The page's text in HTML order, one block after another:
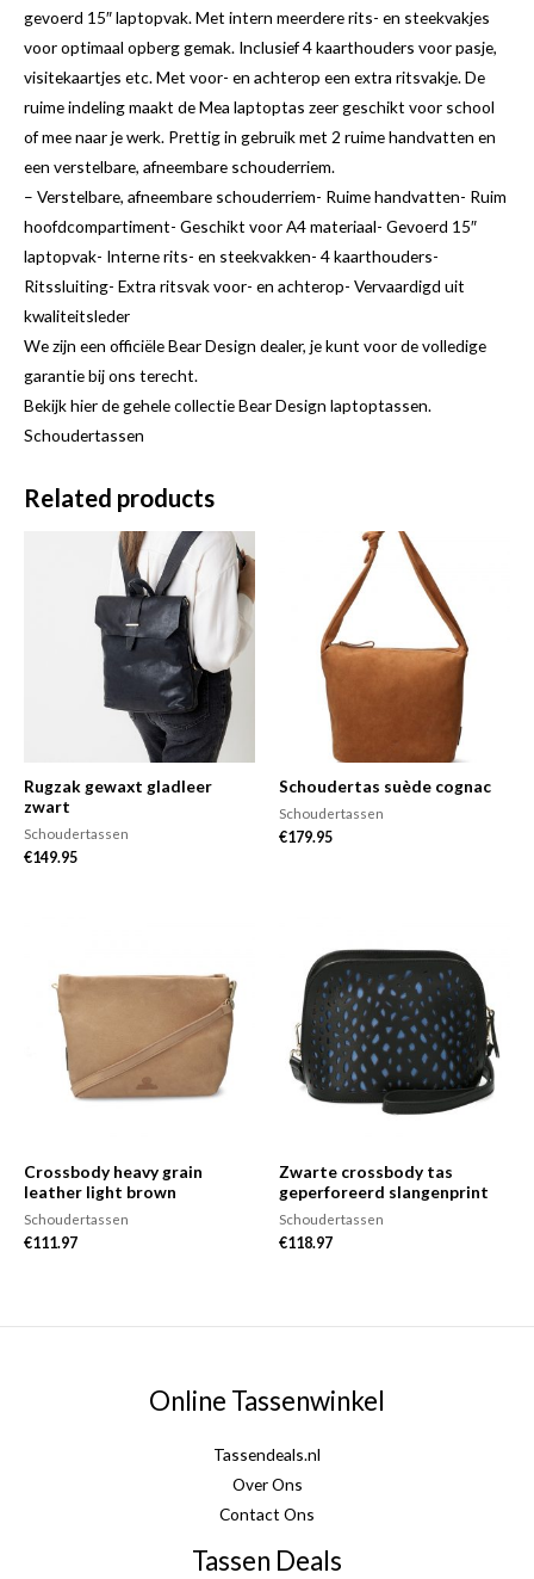
gevoerd 15″ laptopvak. Met intern meerdere rits- en steekvakjes
voor optimaal opberg gemak. Inclusief 4 kaarthouders voor pasje,
visitekaartjes etc. Met voor- en achterop een extra ritsvakje. De
ruime indeling maakt de Mea laptoptas zeer geschikt voor school
of mee naar je werk. Prettig in gebruik met 2 ruime handvatten en
een verstelbare, afneembare schouderriem.
– Verstelbare, afneembare schouderriem- Ruime handvatten- Ruim
hoofdcompartiment- Geschikt voor A4 materiaal- Gevoerd 15″
laptopvak- Interne rits- en steekvakken- 4 kaarthouders-
Ritssluiting- Extra ritsvak voor- en achterop- Vervaardigd uit
kwaliteitsleder
We zijn een officiële Bear Design dealer, je kunt voor de volledige
garantie bij ons terecht.
Bekijk hier de gehele collectie Bear Design laptoptassen.
Schoudertassen
Related products
Rugzak gewaxt gladleer
zwart
Schoudertassen
€149.95
Schoudertas suède cognac
Schoudertassen
€179.95
Crossbody heavy grain
leather light brown
Schoudertassen
€111.97
Zwarte crossbody tas
geperforeerd slangenprint
Schoudertassen
€118.97
Online Tassenwinkel
Tassendeals.nl
Over Ons
Contact Ons
Tassen Deals